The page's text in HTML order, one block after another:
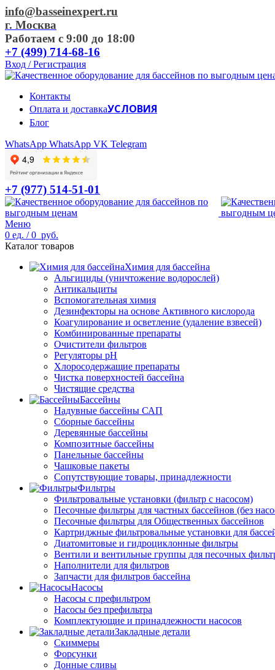
info@basseinexpert.ru
г. Москва
Работаем с 9:00 до 18:00
+7 (499) 714-68-16
Вход / Регистрация
Контакты
Оплата и доставкаУСЛОВИЯ
Блог
WhatsApp WhatsApp VK Telegram
+7 (977) 514-51-01
Меню
0 ед. / 0 руб.
Каталог товаров
Химия для бассейна
Альгициды (уничтожение водорослей)
Антикальциты
Вспомогательная химия
Дезинфекторы на основе Активного кислорода
Коагулирование и осветление (удаление взвесей)
Комбинированные препараты
Очистители фильтров
Регуляторы pH
Хлоросодержащие препараты
Чистка поверхностей бассейна
Чистящие средства
Бассейны
Надувные бассейны САП
Сборные бассейны
Деревянные бассейны
Композитные бассейны
Панельные бассейны
Чашковые пакеты
Сопутствующие товары, принадлежности
Фильтры
Фильтровальные установки (фильтр с насосом)
Песочные фильтры для частных бассейнов (без
Песочные фильтры для Общественных бассейнов
Картриджные фильтровальные установки для
Диатомитовые и гидроциклонные фильтры
Вентили и вентильные группы для песочных
Наполнители для фильтров
Запчасти для фильтров бассейна
Насосы
Насосы с префильтром
Насосы без префильтра
Комплектующие и принадлежности насосов
Закладные детали
Скиммеры
Форсунки
Донные сливы